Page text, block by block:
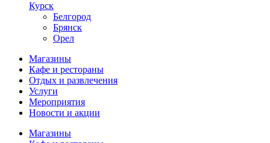
Курск
Белгород
Брянск
Орел
Магазины
Кафе и рестораны
Отдых и развлечения
Услуги
Мероприятия
Новости и акции
Магазины